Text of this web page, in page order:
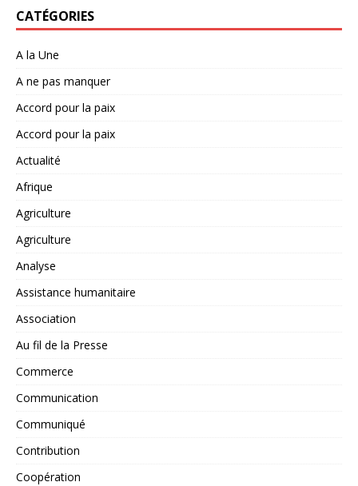
CATÉGORIES
A la Une
A ne pas manquer
Accord pour la paix
Accord pour la paix
Actualité
Afrique
Agriculture
Agriculture
Analyse
Assistance humanitaire
Association
Au fil de la Presse
Commerce
Communication
Communiqué
Contribution
Coopération